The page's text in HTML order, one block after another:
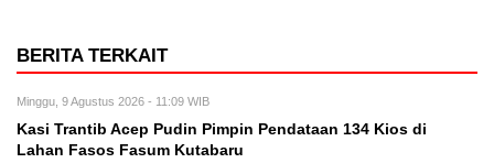
BERITA TERKAIT
Minggu, 9 Agustus 2026 - 11:09 WIB
Kasi Trantib Acep Pudin Pimpin Pendataan 134 Kios di
Lahan Fasos Fasum Kutabaru